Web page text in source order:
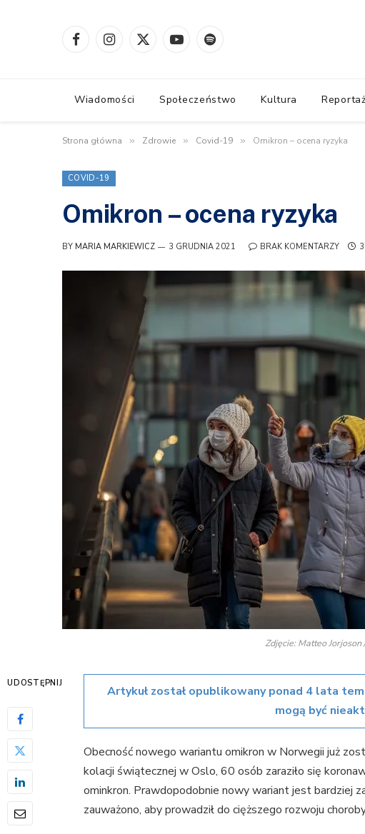
FacebookInstagram
X
YouTubeSpotify
Wiadomości Społeczeństwo Kultura
Strona główna » Zdrowie » Covid-19 » Omikron – ocena ryzyka
COVID-19
Omikron – ocena ryzyka
BY MARIA MARKIEWICZ 3 GRUDNIA 2021 BRAK KOMENTARZY
Zdjęcie: Matteo Jorjoson
UDOSTĘPNIJ
Artykuł został opublikowany ponad 4 lata
mogą być
Obecność nowego wariantu omikron w Norwegii już
kolacji świątecznej w Oslo, 60 osób zaraziło się
ominkron. Prawdopodobnie nowy wariant jest bardziej
zauważono, aby prowadził do cięższego rozwoju